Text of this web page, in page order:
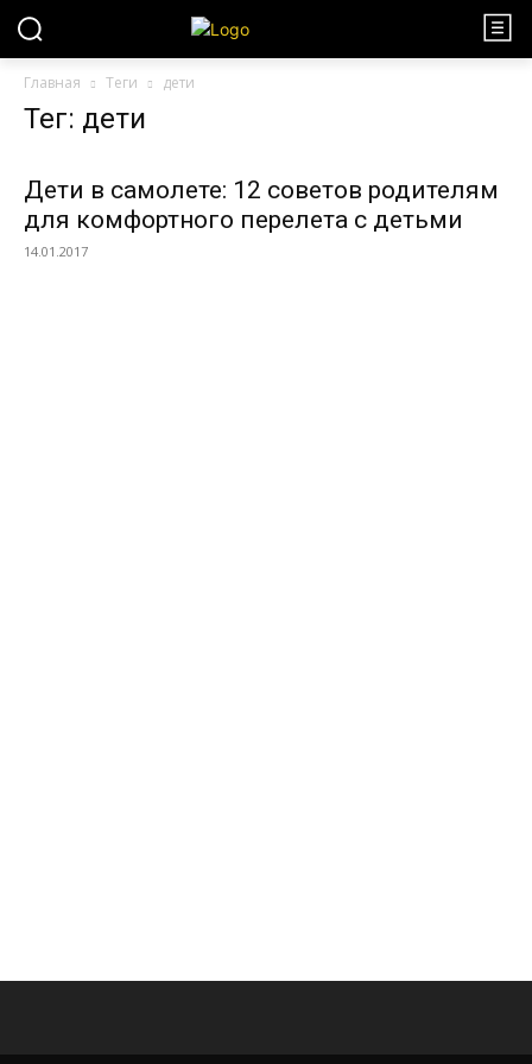
Главная Теги дети
Тег: дети
Дети в самолете: 12 советов родителям
для комфортного перелета с детьми
14.01.2017